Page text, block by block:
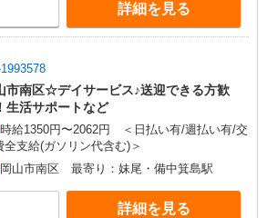
詳細を見る
市南区☆デイサービス♪送迎できる方歓
生活サポートなど
時給1350円〜2062円 ＜日払い有/週払い有/交
全支給(ガソリン代含む)＞
岡山市南区 最寄り：妹尾・備中箕島駅
詳細を見る